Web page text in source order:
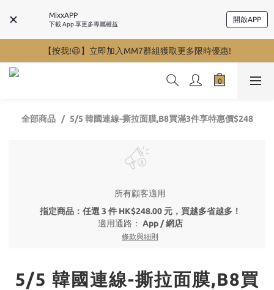
MixxAPP
下載 App 享更多專屬權益
開啟APP
【按我!😆】立即加入MM7群組獲取更多限時優惠!
全部商品 5/5 韓國連線-撕拉面膜,B8買滿3件享特惠價$248
所有顧客適用
指定商品：任選 3 件 HK$248.00 元，買越多省越多！
適用通路： App / 網店
條款與細則
5/5 韓國連線-撕拉面膜,B8買